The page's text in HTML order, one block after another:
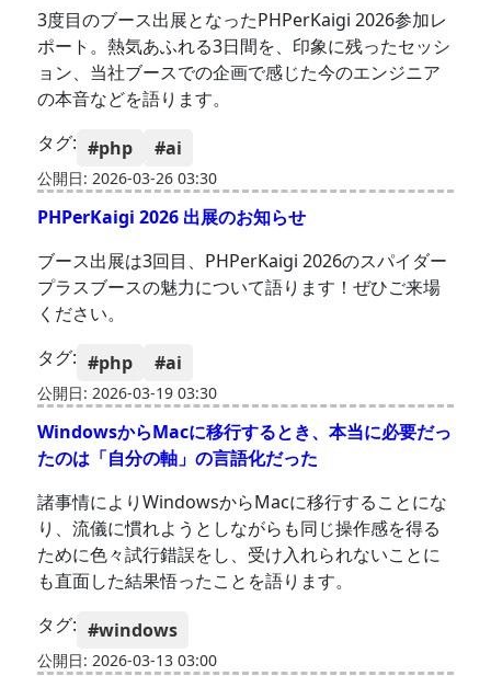
3度目のブース出展となったPHPerKaigi 2026参加レ
ポート。熱気あふれる3日間を、印象に残ったセッシ
ョン、当社ブースでの企画で感じた今のエンジニア
の本音などを語ります。
タグ: #php #ai
公開日: 2026-03-26 03:30
PHPerKaigi 2026 出展のお知らせ
ブース出展は3回目、PHPerKaigi 2026のスパイダー
プラスブースの魅力について語ります！ぜひご来場
ください。
タグ: #php #ai
公開日: 2026-03-19 03:30
WindowsからMacに移行するとき、本当に必要だっ
たのは「自分の軸」の言語化だった
諸事情によりWindowsからMacに移行することにな
り、流儀に慣れようとしながらも同じ操作感を得る
ために色々試行錯誤をし、受け入れられないことに
も直面した結果悟ったことを語ります。
タグ: #windows
公開日: 2026-03-13 03:00